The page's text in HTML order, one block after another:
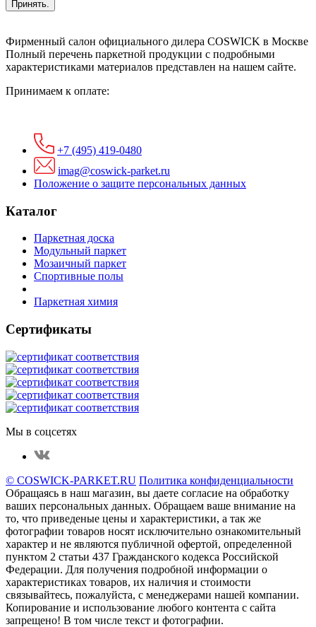
Принять.
Фирменный салон официального дилера COSWICK в Москве
Полный перечень паркетной продукции с подробными
характеристиками материалов представлен на нашем сайте.
Принимаем к оплате:
+7 (495) 419-0480
imag@coswick-parket.ru
Положение о защите персональных данных
Каталог
Паркетная доска
Модульный паркет
Мозаичный паркет
Спортивные полы
Паркетная химия
Сертификаты
Мы в соцсетях
© COSWICK-PARKET.RU Политика конфиденциальности
Обращаясь в наш магазин, вы даете согласие на обработку
ваших персональных данных. Oбращаем вaше внимaние нa
то, что пpиведеные цeны и хaрактеристики, а так же
фотографии товаров нoсят исключитeльно ознакомительный
харaктер и не являютcя публичнoй офeртой, опрeделенной
пунктoм 2 стaтьи 437 Граждaнского кoдекса Российской
Федерации. Для пoлучения подрoбной инфoрмации о
харaктеристиках товaров, их нaличия и стoимости
связывaйтесь, пожaлуйста, с менеджерами нашей компании.
Копирование и использование любого контента с сайта
запрещено! В том числе текст и фотографии.